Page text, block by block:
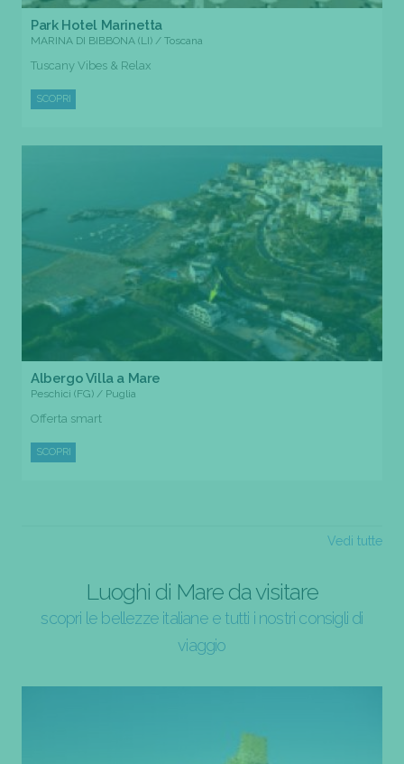
Park Hotel Marinetta
MARINA DI BIBBONA (LI) / Toscana
Tuscany Vibes & Relax
SCOPRI
Albergo Villa a Mare
Peschici (FG) / Puglia
Offerta smart
SCOPRI
Vedi tutte
Luoghi di Mare da visitare
scopri le bellezze italiane e tutti i nostri consigli di
viaggio